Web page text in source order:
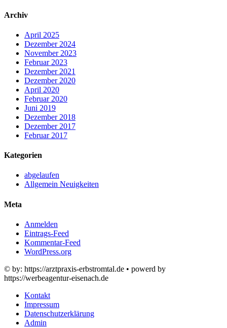
Archiv
April 2025
Dezember 2024
November 2023
Februar 2023
Dezember 2021
Dezember 2020
April 2020
Februar 2020
Juni 2019
Dezember 2018
Dezember 2017
Februar 2017
Kategorien
abgelaufen
Allgemein Neuigkeiten
Meta
Anmelden
Eintrags-Feed
Kommentar-Feed
WordPress.org
© by: https://arztpraxis-erbstromtal.de • powerd by
https://werbeagentur-eisenach.de
Kontakt
Impressum
Datenschutzerklärung
Admin